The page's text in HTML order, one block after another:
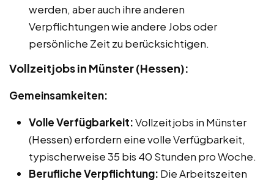
werden, aber auch ihre anderen
Verpflichtungen wie andere Jobs oder
persönliche Zeit zu berücksichtigen.
Vollzeitjobs in Münster (Hessen):
Gemeinsamkeiten:
Volle Verfügbarkeit:Vollzeitjobs in Münster
(Hessen) erfordern eine volle Verfügbarkeit,
typischerweise 35 bis 40 Stunden pro Woche.
Berufliche Verpflichtung: Die Arbeitszeiten